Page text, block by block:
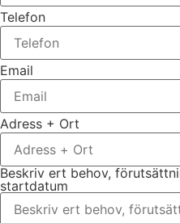
Telefon
Email
Adress + Ort
Beskriv ert behov,
startdatum